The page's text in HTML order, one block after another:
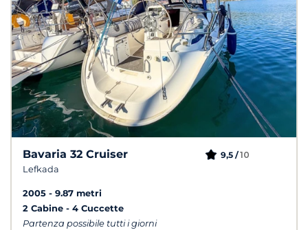
Bavaria 32 Cruiser
Lefkada
9,5 /10
2005
9.87 metri
2 Cabine
4 Cuccette
Partenza possibile tutti i giorni